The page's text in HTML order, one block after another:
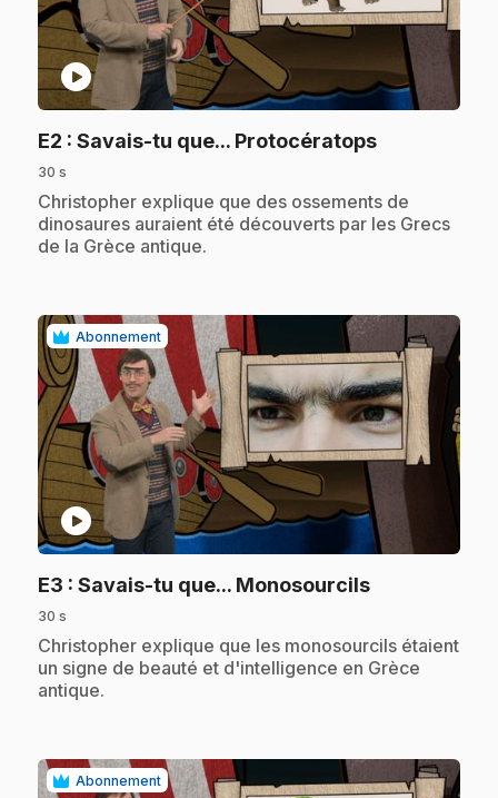
play_circle
E2 : Savais-tu que... Protocératops.
30 s
.Christopher explique que des ossements de
dinosaures auraient été découverts par les Grecs
de la Grèce antique.
Abonnement
play_circle
E3 : Savais-tu que... Monosourcils.
30 s
.Christopher explique que les monosourcils étaient
un signe de beauté et d'intelligence en Grèce
antique.
Abonnement